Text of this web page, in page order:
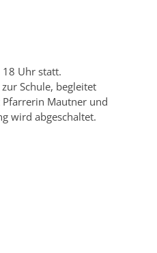
Uhr statt.
Schule, begleitet
Pfarrerin Mautner und
wird abgeschaltet.